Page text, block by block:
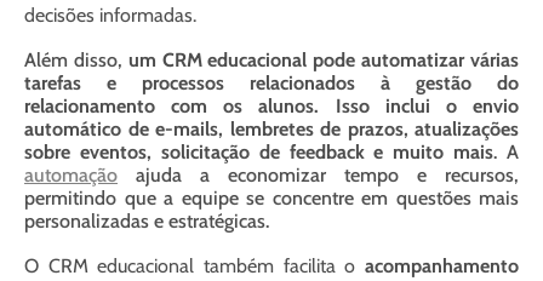
decisões informadas.
Além disso, um CRM educacional pode automatizar várias
tarefas e processos relacionados à gestão do
relacionamento com os alunos. Isso inclui o envio
automático de e-mails, lembretes de prazos, atualizações
sobre eventos, solicitação de feedback e muito mais. A
automação ajuda a economizar tempo e recursos,
permitindo que a equipe se concentre em questões mais
personalizadas e estratégicas.
O CRM educacional também facilita o acompanhamento